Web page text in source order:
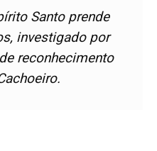
Santo prende
investigado por
reconhecimento